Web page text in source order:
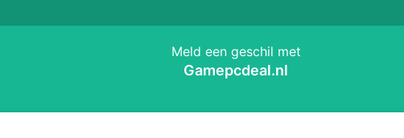
Meld een geschil met
Gamepcdeal.nl